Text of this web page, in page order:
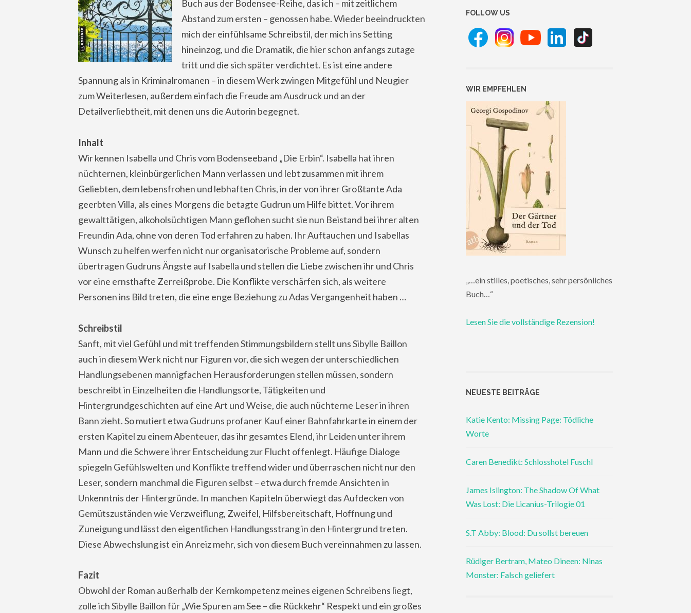
Buch aus der Bodensee-Reihe, das ich – mit zeitlichem
Abstand zum ersten – genossen habe. Wieder beeindruckten
mich der einfühlsame Schreibstil, der mich ins Setting
hineinzog, und die Dramatik, die hier schon anfangs zutage
tritt und die sich später verdichtet. Es ist eine andere
Spannung als in Kriminalromanen – in diesem Werk zwingen Mitgefühl und Neugier
zum Weiterlesen, außerdem einfach die Freude am Ausdruck und an der
Detailverliebtheit, mit denen uns die Autorin begegnet.
Inhalt
Wir kennen Isabella und Chris vom Bodenseeband „Die Erbin“. Isabella hat ihren
nüchternen, kleinbürgerlichen Mann verlassen und lebt zusammen mit ihrem
Geliebten, dem lebensfrohen und lebhaften Chris, in der von ihrer Großtante Ada
geerbten Villa, als eines Morgens die betagte Gudrun um Hilfe bittet. Vor ihrem
gewalttätigen, alkoholsüchtigen Mann geflohen sucht sie nun Beistand bei ihrer alten
Freundin Ada, ohne von deren Tod erfahren zu haben. Ihr Auftauchen und Isabellas
Wunsch zu helfen werfen nicht nur organisatorische Probleme auf, sondern
übertragen Gudruns Ängste auf Isabella und stellen die Liebe zwischen ihr und Chris
vor eine ernsthafte Zerreißprobe. Die Konflikte verschärfen sich, als weitere
Personen ins Bild treten, die eine enge Beziehung zu Adas Vergangenheit haben …
Schreibstil
Sanft, mit viel Gefühl und mit treffenden Stimmungsbildern stellt uns Sibylle Baillon
auch in diesem Werk nicht nur Figuren vor, die sich wegen der unterschiedlichen
Handlungsebenen mannigfachen Herausforderungen stellen müssen, sondern
beschreibt in Einzelheiten die Handlungsorte, Tätigkeiten und
Hintergrundgeschichten auf eine Art und Weise, die auch nüchterne Leser in ihren
Bann zieht. So mutiert etwa Gudruns profaner Kauf einer Bahnfahrkarte in einem der
ersten Kapitel zu einem Abenteuer, das ihr gesamtes Elend, ihr Leiden unter ihrem
Mann und die Schwere ihrer Entscheidung zur Flucht offenlegt. Häufige Dialoge
spiegeln Gefühlswelten und Konflikte treffend wider und überraschen nicht nur den
Leser, sondern manchmal die Figuren selbst – etwa durch fremde Ansichten in
Unkenntnis der Hintergründe. In manchen Kapiteln überwiegt das Aufdecken von
Gemütszuständen wie Verzweiflung, Zweifel, Hilfsbereitschaft, Hoffnung und
Zuneigung und lässt den eigentlichen Handlungsstrang in den Hintergrund treten.
Diese Abwechslung ist ein Anreiz mehr, sich von diesem Buch vereinnahmen zu lassen.
Fazit
Obwohl der Roman außerhalb der Kernkompetenz meines eigenen Schreibens liegt,
zolle ich Sibylle Baillon für „Wie Spuren am See – die Rückkehr“ Respekt und ein großes
FOLLOW US
WIR EMPFEHLEN
„…ein stilles, poetisches, sehr persönliches
Buch…“
Lesen Sie die vollständige Rezension!
NEUESTE BEITRÄGE
Katie Kento: Missing Page: Tödliche
Worte
Caren Benedikt: Schlosshotel Fuschl
James Islington: The Shadow Of What
Was Lost: Die Licanius-Trilogie 01
S.T Abby: Blood: Du sollst bereuen
Rüdiger Bertram, Mateo Dineen: Ninas
Monster: Falsch geliefert